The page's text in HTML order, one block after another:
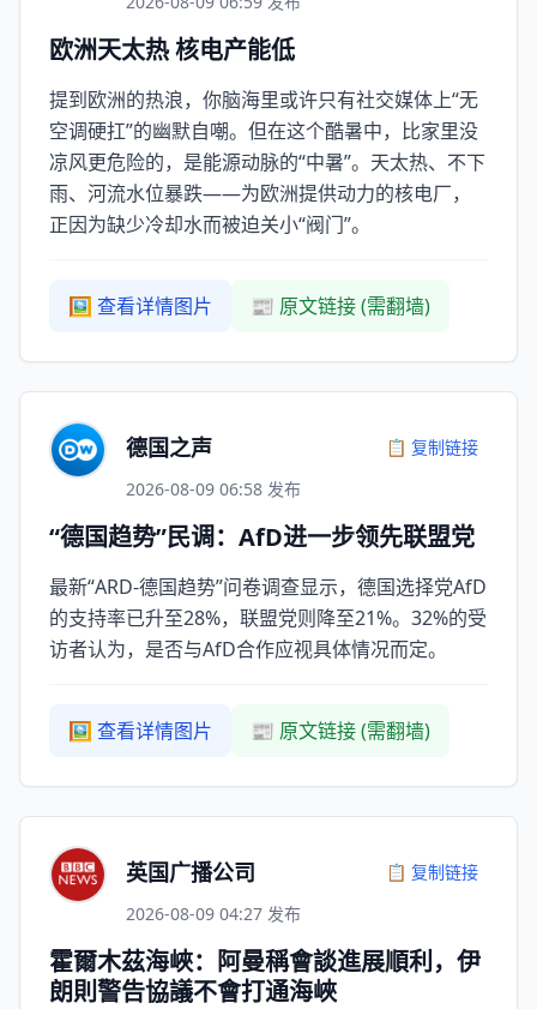
欧洲天太热 核电产能低
提到欧洲的热浪，你脑海里或许只有社交媒体上“无
空调硬扛”的幽默自嘲。但在这个酷暑中，比家里没
凉风更危险的，是能源动脉的“中暑”。天太热、不下
雨、河流水位暴跌——为欧洲提供动力的核电厂，
正因为缺少冷却水而被迫关小“阀门”。
🖼️ 查看详情图片 📰 原文链接 (需翻墙)
德国之声
📋 复制链接
2026-08-09 06:58 发布
“德国趋势”民调：AfD进一步领先联盟党
最新“ARD-德国趋势”问卷调查显示，德国选择党AfD
的支持率已升至28%，联盟党则降至21%。32%的受
访者认为，是否与AfD合作应视具体情况而定。
🖼️ 查看详情图片 📰 原文链接 (需翻墙)
英国广播公司
📋 复制链接
2026-08-09 04:27 发布
霍爾木茲海峽：阿曼稱會談進展順利，伊
朗則警告協議不會打通海峽